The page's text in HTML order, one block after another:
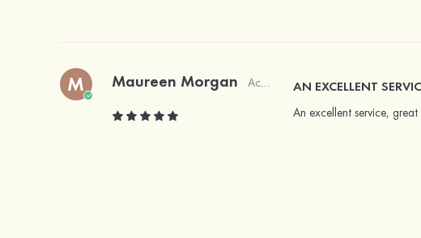
M Maureen Morgan Acheteur vérifié AN EXCELLENT
An excellent service,